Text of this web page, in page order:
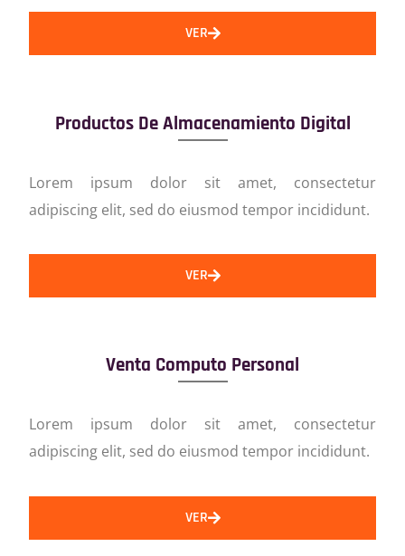
VER
Productos De Almacenamiento Digital
Lorem ipsum dolor sit amet, consectetur
adipiscing elit, sed do eiusmod tempor incididunt.
VER
Venta Computo Personal
Lorem ipsum dolor sit amet, consectetur
adipiscing elit, sed do eiusmod tempor incididunt.
VER